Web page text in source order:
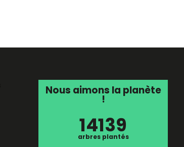
Nous aimons la planète
!
14139
arbres plantés